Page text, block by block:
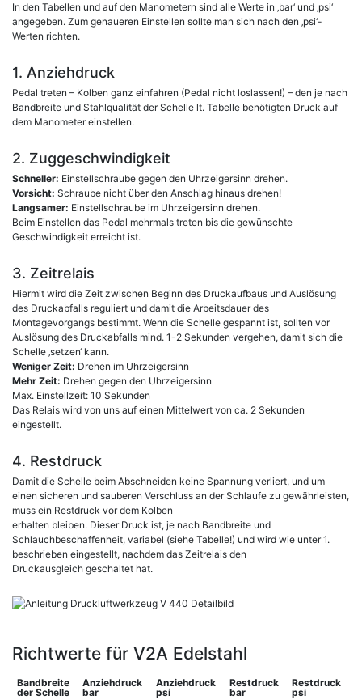
In den Tabellen und auf den Manometern sind alle Werte in ‚bar‘ und ‚psi‘
angegeben. Zum genaueren Einstellen sollte man sich nach den ‚psi‘-
Werten richten.
1. Anziehdruck
Pedal treten – Kolben ganz einfahren (Pedal nicht loslassen!) – den je nach
Bandbreite und Stahlqualität der Schelle lt. Tabelle benötigten Druck auf
dem Manometer einstellen.
2. Zuggeschwindigkeit
Schneller: Einstellschraube gegen den Uhrzeigersinn drehen.
Vorsicht: Schraube nicht über den Anschlag hinaus drehen!
Langsamer: Einstellschraube im Uhrzeigersinn drehen.
Beim Einstellen das Pedal mehrmals treten bis die gewünschte
Geschwindigkeit erreicht ist.
3. Zeitrelais
Hiermit wird die Zeit zwischen Beginn des Druckaufbaus und Auslösung
des Druckabfalls reguliert und damit die Arbeitsdauer des
Montagevorgangs bestimmt. Wenn die Schelle gespannt ist, sollten vor
Auslösung des Druckabfalls mind. 1-2 Sekunden vergehen, damit sich die
Schelle ‚setzen‘ kann.
Weniger Zeit: Drehen im Uhrzeigersinn
Mehr Zeit: Drehen gegen den Uhrzeigersinn
Max. Einstellzeit: 10 Sekunden
Das Relais wird von uns auf einen Mittelwert von ca. 2 Sekunden
eingestellt.
4. Restdruck
Damit die Schelle beim Abschneiden keine Spannung verliert, und um
einen sicheren und sauberen Verschluss an der Schlaufe zu gewährleisten,
muss ein Restdruck vor dem Kolben
erhalten bleiben. Dieser Druck ist, je nach Bandbreite und
Schlauchbeschaffenheit, variabel (siehe Tabelle!) und wird wie unter 1.
beschrieben eingestellt, nachdem das Zeitrelais den
Druckausgleich geschaltet hat.
Richtwerte für V2A Edelstahl
Bandbreite
der Schelle
Anziehdruck
bar
Anziehdruck
psi
Restdruck
bar
Restdruck
psi